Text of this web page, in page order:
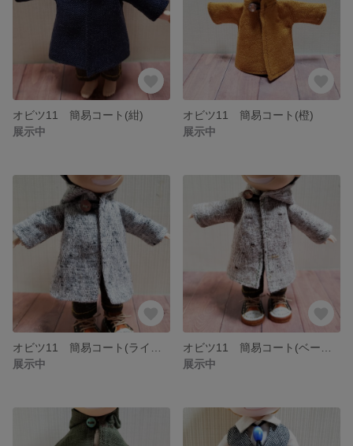
オビツ11 簡易コート(紺)
展示中
オビツ11 簡易コート(橙)
展示中
展示中
展示中